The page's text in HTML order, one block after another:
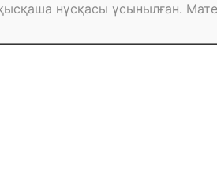
нұсқасы ұсынылған.